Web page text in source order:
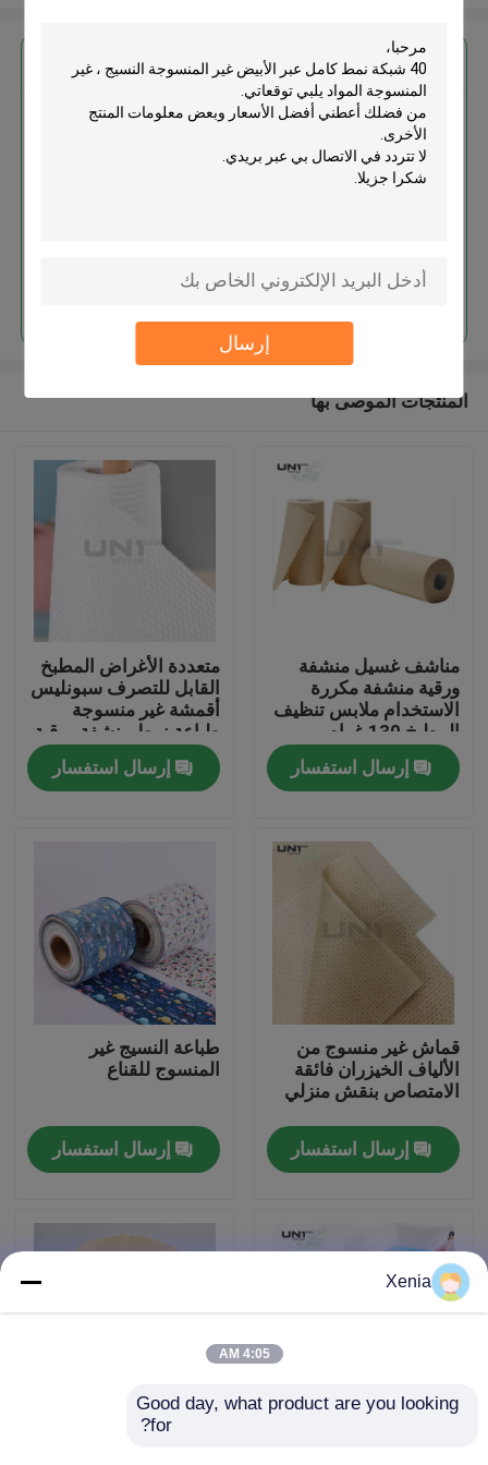
إرسال
المنتجات
عنّا
جولة في المصنع
مراقبة الجودة
اتصل بنا
أخبار
القضايا
احصل على افضل سعر ل
40 شبكة نمط كامل عبر الأبيض غير
المنسوجة النسيج ، غير المنسوجة
استمر
المنتجات الموصى بها
مناشف غسيل منشفة
ورقية منشفة مكررة
الاستخدام ملابس تنظيف
المطبخ 130 غرام
إرسال استفسار
متعددة الأغراض المطبخ
القابل للتصرف سبونليس
أقمشة غير منسوجة
طباعة نمط منشفة ورقية
إرسال استفسار
قماش غير منسوج من
الألياف الخيزران فائقة
الامتصاص بنقش منزلي
إرسال استفسار
طباعة النسيج غير
المنسوج للقناع
إرسال استفسار
نسيج غير منسوج من
Xenia
4:05 AM
Good day, what product are you looking
for?